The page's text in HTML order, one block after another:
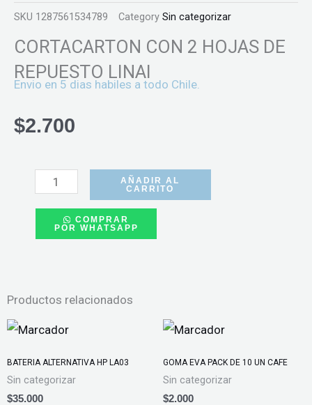
SKU 1287561534789 Category Sin categorizar
CORTACARTON CON 2 HOJAS DE
REPUESTO LINAI
Envio en 5 dias habiles a todo Chile.
$2.700
CON
HOJAS
AÑADIR AL
CARRITO
COMPRAR
POR WHATSAPP
Productos relacionados
BATERIA ALTERNATIVA HP LA03
Sin categorizar
$35.000
GOMA EVA PACK DE 10 UN CAFE
Sin categorizar
$2.000